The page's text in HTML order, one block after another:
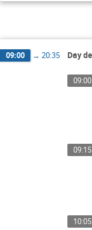
09:00 → 20:35 Day
09:00
09:15
10:05